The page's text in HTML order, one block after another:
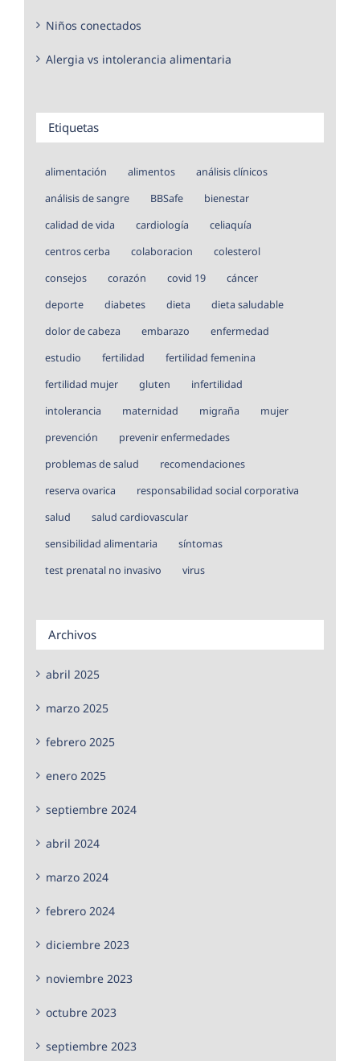
Niños conectados
Alergia vs intolerancia alimentaria
Etiquetas
alimentación alimentos
análisis clínicos
análisis de sangre
BBSafe
bienestar
calidad de vida
cardiología
celiaquía
centros cerba
colaboracion
colesterol
consejos
corazón covid 19
cáncer
deporte
diabetes dieta
dieta saludable
dolor de cabeza
embarazo
enfermedad
estudio
fertilidad
fertilidad femenina
fertilidad mujer
gluten
infertilidad
intolerancia
maternidad migraña
mujer
prevención
prevenir enfermedades
problemas de salud
recomendaciones
reserva ovarica
responsabilidad social corporativa
salud
salud cardiovascular
sensibilidad alimentaria
síntomas
test prenatal no invasivo
virus
Archivos
abril 2025
marzo 2025
febrero 2025
enero 2025
septiembre 2024
abril 2024
marzo 2024
febrero 2024
diciembre 2023
noviembre 2023
octubre 2023
septiembre 2023